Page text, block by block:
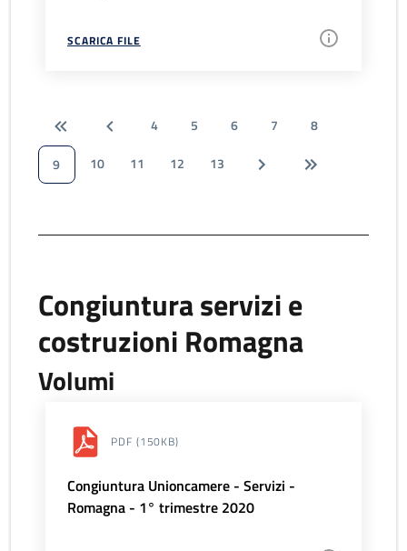
SCARICA FILE
4 5 6 7
8
9
10 11 12 13
Congiuntura servizi e
costruzioni Romagna
Volumi
PDF (150KB)
Congiuntura Unioncamere - Servizi -
Romagna - 1° trimestre 2020